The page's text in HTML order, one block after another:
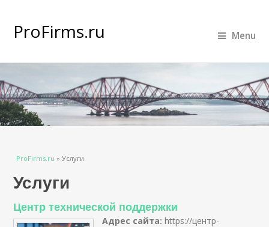
ProFirms.ru Menu
Вы здесь
ProFirms.ru » Услуги
Услуги
Центр технической поддержки
Адрес сайта: https://центр-